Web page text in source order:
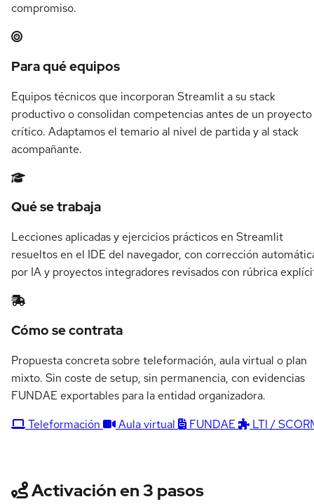
compromiso.
Resumen del itinerario en Streamlit
Para qué equipos
Equipos técnicos que incorporan Streamlit a su stack
productivo o consolidan competencias antes de un proyecto
crítico. Adaptamos el temario al nivel de partida y al stack
acompañante.
Qué se trabaja
Lecciones aplicadas y ejercicios prácticos en Streamlit
resueltos en el IDE del navegador, con corrección
por IA y proyectos integradores revisados con rúbrica
Cómo se contrata
Propuesta concreta sobre teleformación, aula virtual o plan
mixto. Sin coste de setup, sin permanencia, con evidencias
FUNDAE exportables para la entidad organizadora.
Teleformación
Aula virtual FUNDAE LTI /
Activación en 3 pasos